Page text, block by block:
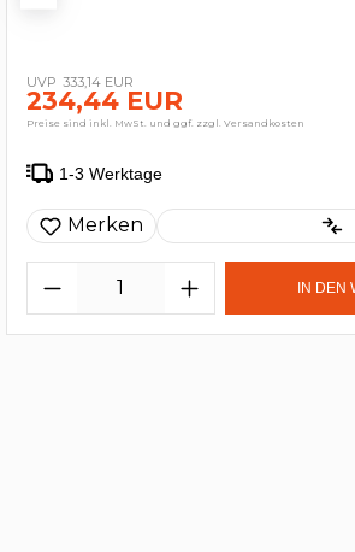
333,14 EUR
234,44 EUR
Preise sind inkl. MwSt. und ggf. zzgl. Versandkosten
1-3 Werktage
Merken
IN DEN